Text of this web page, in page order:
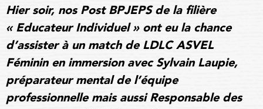
Hier soir, nos Post BPJEPS de la filière
« Educateur Individuel » ont eu la chance
d’assister à un match de LDLC ASVEL
Féminin en immersion avec Sylvain Laupie,
préparateur mental de l’équipe
professionnelle mais aussi Responsable des